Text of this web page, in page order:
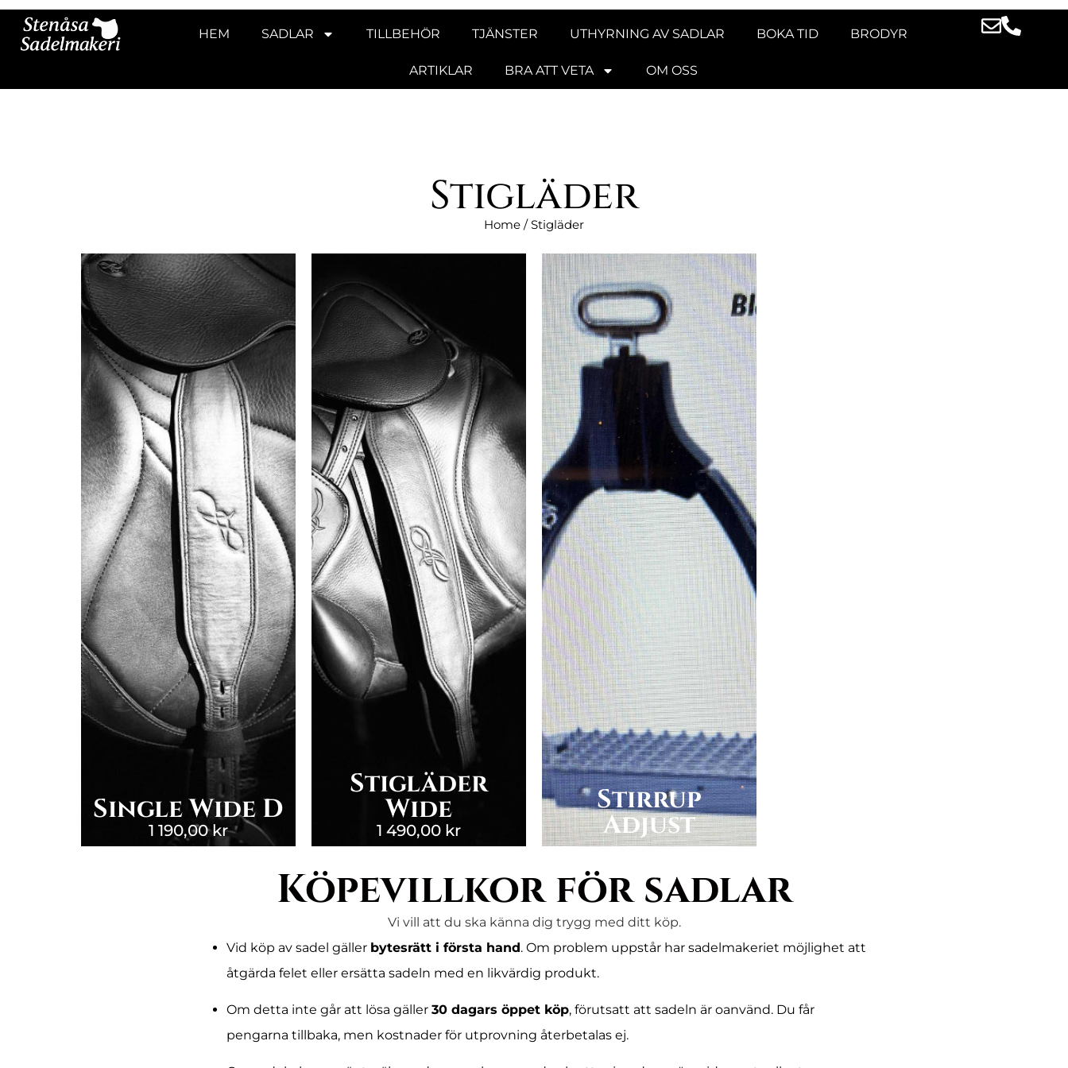
HEM SADLAR TILLBEHÖR TJÄNSTER UTHYRNING AV SADLAR BOKA TID BRODYR
ARTIKLAR BRA ATT VETA OM OSS
Stigläder
Home / Stigläder
Single Wide D
1 190,00kr
Stigläder
Wide
1 490,00 kr
Stirrup
Adjust
Köpevillkor för sadlar
Vi vill att du ska känna dig trygg med ditt köp.
Vid köp av sadel gäller bytesrätt i första hand. Om problem uppstår har sadelmakeriet möjlighet att
åtgärda felet eller ersätta sadeln med en likvärdig produkt.
Om detta inte går att lösa gäller 30 dagars öppet köp, förutsatt att sadeln är oanvänd. Du får
pengarna tillbaka, men kostnader för utprovning återbetalas ej.